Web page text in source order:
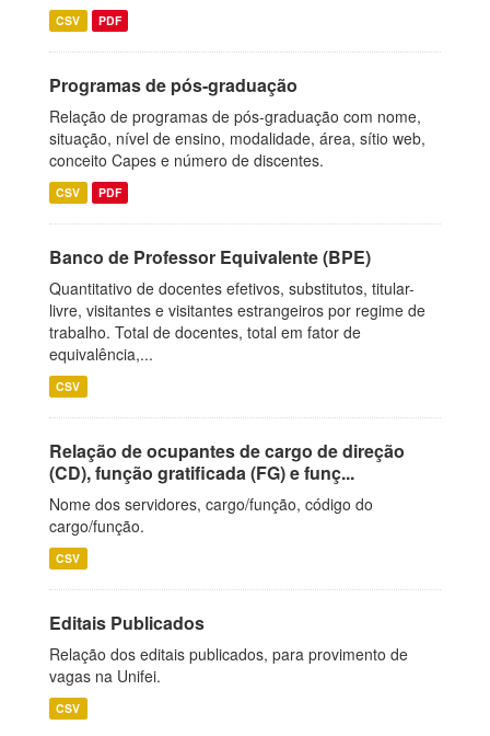
CSV PDF
Programas de pós-graduação
Relação de programas de pós-graduação com nome,
situação, nível de ensino, modalidade, área, sítio web,
conceito Capes e número de discentes.
CSV PDF
Banco de Professor Equivalente (BPE)
Quantitativo de docentes efetivos, substitutos, titular-
livre, visitantes e visitantes estrangeiros por regime de
trabalho. Total de docentes, total em fator de
equivalência,...
CSV
Relação de ocupantes de cargo de direção
(CD), função gratificada (FG) e funç...
Nome dos servidores, cargo/função, código do
cargo/função.
CSV
Editais Publicados
Relação dos editais publicados, para provimento de
vagas na Unifei.
CSV